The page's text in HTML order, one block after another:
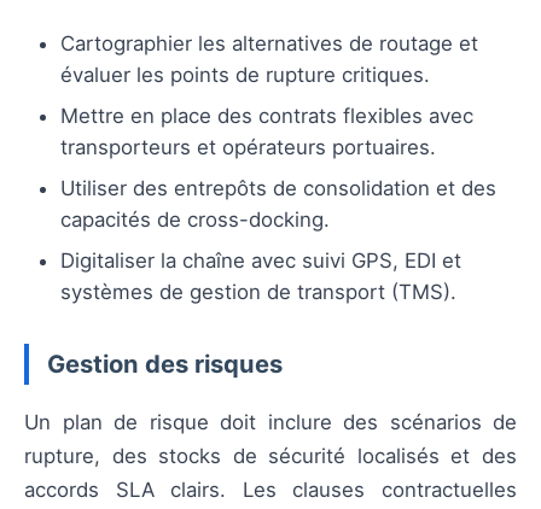
Cartographier les alternatives de routage et
évaluer les points de rupture critiques.
Mettre en place des contrats flexibles avec
transporteurs et opérateurs portuaires.
Utiliser des entrepôts de consolidation et des
capacités de cross-docking.
Digitaliser la chaîne avec suivi GPS, EDI et
systèmes de gestion de transport (TMS).
Gestion des risques
Un plan de risque doit inclure des scénarios de
rupture, des stocks de sécurité localisés et des
accords SLA clairs. Les clauses contractuelles